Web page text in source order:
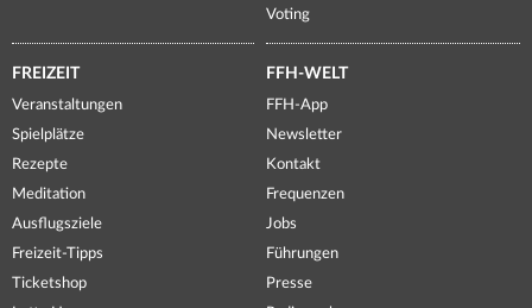
Voting
FREIZEIT
Veranstaltungen
Spielplätze
Rezepte
Meditation
Ausflugsziele
Freizeit-Tipps
Ticketshop
FFH-WELT
FFH-App
Newsletter
Kontakt
Frequenzen
Jobs
Führungen
Presse